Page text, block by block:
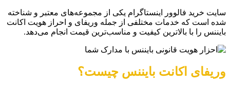
سایت خرید فالوور اینستاگرام یکی از مجموعه‌های معتبر و شناخته
شده است که خدمات مختلفی از جمله وریفای و احراز هویت اکانت
بایننس را با بالاترین کیفیت و مناسب‌ترین قیمت انجام می‌دهد.
وریفای اکانت بایننس چیست؟